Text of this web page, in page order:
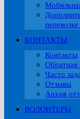
КОНТАКТЫ
Контакты
Обратная
Часто
Отзывы
Архив
ВОЛОНТЕРЫ